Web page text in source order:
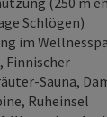
Schlögen)
im
Finnischer
Sauna,
Ruheinsel